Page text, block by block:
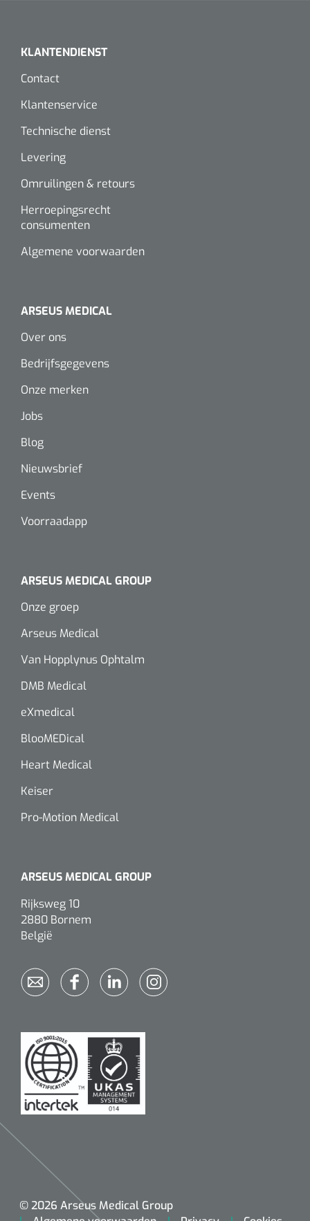
KLANTENDIENST
Contact
Klantenservice
Technische dienst
Levering
Omruilingen & retours
Herroepingsrecht
consumenten
Algemene voorwaarden
ARSEUS MEDICAL
Over ons
Bedrijfsgegevens
Onze merken
Jobs
Blog
Nieuwsbrief
Events
Voorraadapp
ARSEUS MEDICAL GROUP
Onze groep
Arseus Medical
Van Hopplynus Ophtalm
DMB Medical
eXmedical
BlooMEDical
Heart Medical
Keiser
Pro-Motion Medical
ARSEUS MEDICAL GROUP
Rijksweg 10
2880 Bornem
België
© 2026 Arseus Medical Group